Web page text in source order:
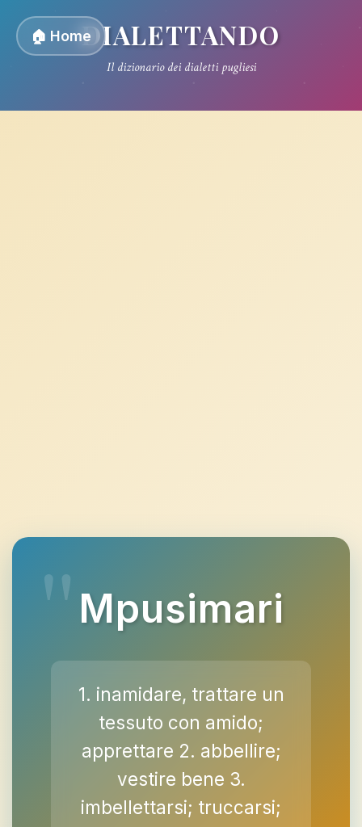
🏠 HomeDIALETTANDO
Il dizionario dei dialetti pugliesi
Mpusimari
1. inamidare, trattare un
tessuto con amido;
apprettare 2. abbellire;
vestire bene 3.
imbellettarsi; truccarsi;